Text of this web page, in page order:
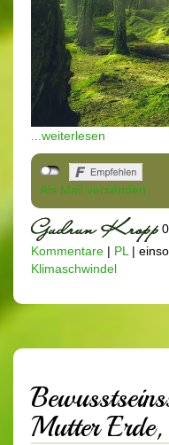
...weiterlesen
Als Mail versenden
Kommentare | PL |
Klimaschwindel
Mutter